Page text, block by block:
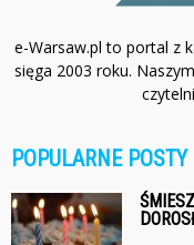
e-Warsaw.pl to portal z
sięga 2003 roku.
POPULARNE POSTY